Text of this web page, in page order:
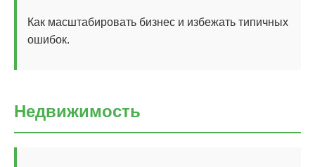
Как масштабировать бизнес и избежать типичных
ошибок.
Недвижимость